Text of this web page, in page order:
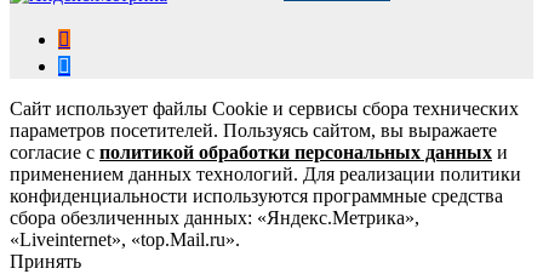
Сайт использует файлы Cookie и сервисы сбора технических
параметров посетителей. Пользуясь сайтом, вы выражаете
согласие с политикой обработки персональных данных и
применением данных технологий. Для реализации политики
конфиденциальности используются программные средства
сбора обезличенных данных: «Яндекс.Метрика»,
«Liveinternet», «top.Mail.ru».
Принять